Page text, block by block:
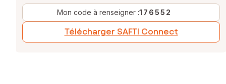
Mon code à renseigner :176552
Télécharger SAFTI Connect